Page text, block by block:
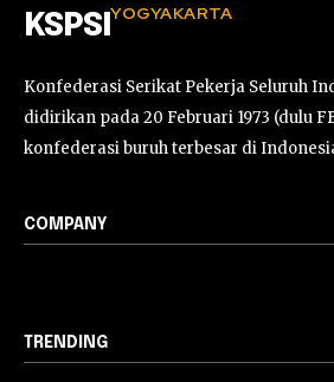
KSPSI YOGYAKARTA
Konfederasi Serikat Pekerja Seluruh
didirikan pada 20 Februari 1973 (dulu
konfederasi buruh terbesar di
COMPANY
TRENDING